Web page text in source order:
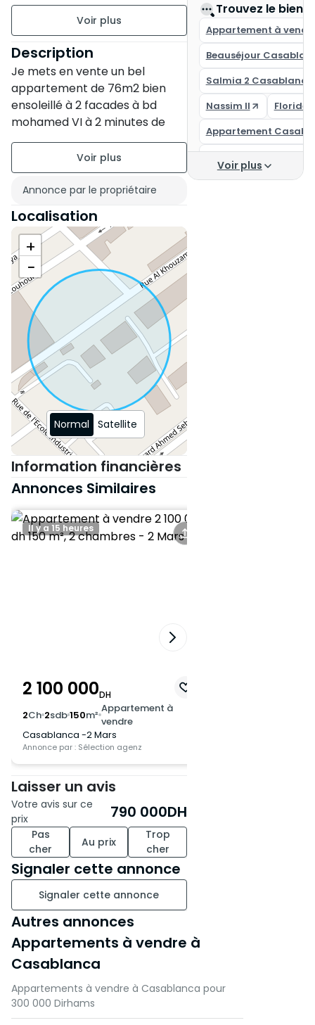
Non meublé
étage 7 sur 7
3 appartements par palier
Ancienneté de la
construction : Entre 6 et 10
État du bien : Correct
Parking non titré : 1 Place
Balcon de 2 m2
Description
Je mets en vente un bel
appartement de 76m2 bien
ensoleillé à 2 facades à bd
mohamed VI à 2 minutes de
Marjane derb sultane et
garage Allal.
Près de tous moyens de
transports.
L'appartement se compose de.
2 chambres
1 salon
1 séjour
1 cuisine
1 SDB
2 petits balcons.
7eme étage avec ascenseur.
Pour plus d'informations 72
Annonce par le propriétaire
Localisation
+
−
Normal Satellite
Information financières
Annonces Similaires
Il y a 15 heures
2 100 000DH
2Ch2sdb150m²Appartement à
vendre
Casablanca -2 Mars
Annonce par : Sélection agenz
Laisser un avis
Votre avis sur ce
prix
790 000DH
Pas
cher
Au prix
Trop
cher
Signaler cette annonce
Signaler cette annonce
Autres annonces
Appartements à vendre à
Casablanca
Appartements à vendre à Casablanca pour
300 000 Dirhams
Trouvez le bien
Appartement à
Beauséjour
Salmia 2 Casablanca
Nassim II
Floride
Appartement
Achat appartement
Voir plus